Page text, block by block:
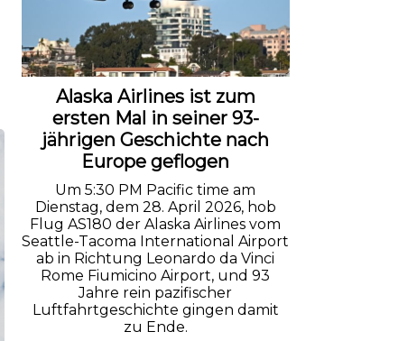
Alaska Airlines ist zum
ersten Mal in seiner 93-
jährigen Geschichte nach
Europe geflogen
Um 5:30 PM Pacific time am
Dienstag, dem 28. April 2026, hob
Flug AS180 der Alaska Airlines vom
Seattle-Tacoma International Airport
ab in Richtung Leonardo da Vinci
Rome Fiumicino Airport, und 93
Jahre rein pazifischer
Luftfahrtgeschichte gingen damit
zu Ende.